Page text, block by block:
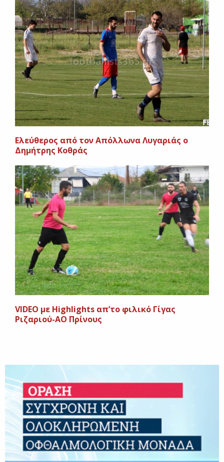
Ελεύθερος από τον Απόλλωνα Λυγαριάς ο
Δημήτρης Κοθράς
VIDEO με Highlights απ’το φιλικό Γίγας
Ριζαριού-ΑΟ Πρίνους